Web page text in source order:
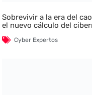
Sobrevivir a la era del
el nuevo cálculo del
Cyber Expertos